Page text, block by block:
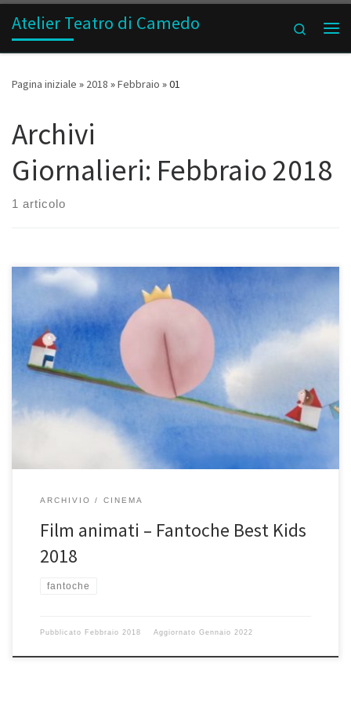
Passa al contenuto
Atelier Teatro di Camedo
Search
Pagina iniziale » 2018 »Febbraio »01
Archivi
Giornalieri: Febbraio 2018
1 articolo
Gruppo Arca Terre di Pedemonte – Centovalli – Valle Onsernone e
Cinema Camedo presentano Mercoledì 7 febbraio 2018, ore 15
Atelier teatro di Camedo, sotto la stazione film animati “Fantoche
-Best-Kids” da 8 anni fantoche, rinomato festival per film animati
film scelti da una giuria di ragazze e ragazzi. Ci sarà da bere e da
mangiare Come arrivare col treno partenza Verscio […]
ARCHIVIO CINEMA
Film animati – Fantoche Best Kids
2018
fantoche
Pubblicato Febbraio 2018 Aggiornato Gennaio 2022